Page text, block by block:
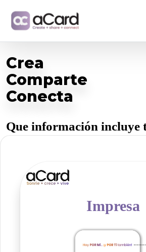
Crea
Comparte
Conecta
Que información incluye
Impresa